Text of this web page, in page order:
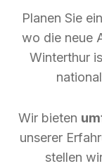
Planen Sie
wo die neue
Winterthur
Wir bieten
unserer
stellen